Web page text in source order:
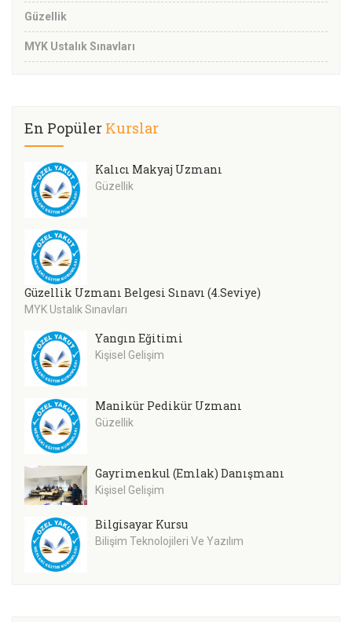
Güzellik
MYK Ustalık Sınavları
En Popüler Kurslar
Kalıcı Makyaj Uzmanı
Güzellik
Güzellik Uzmanı Belgesi Sınavı (4.Seviye)
MYK Ustalık Sınavları
Yangın Eğitimi
Kişisel Gelişim
Manikür Pedikür Uzmanı
Güzellik
Gayrimenkul (Emlak) Danışmanı
Kişisel Gelişim
Bilgisayar Kursu
Bilişim Teknolojileri Ve Yazılım